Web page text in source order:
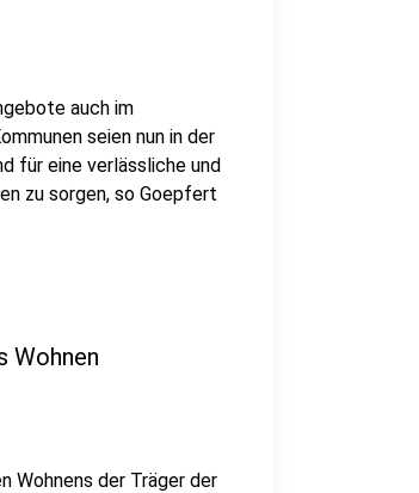
auch im
seien nun in der
für eine verlässliche und
zu sorgen, so Goepfert
Wohnen
Wohnens der Träger der